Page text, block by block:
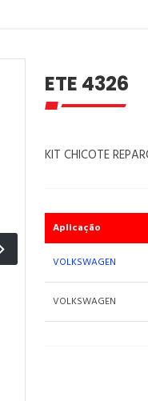
ETE 4326
KIT CHICOTE
Aplicação
VOLKSWAGEN
VOLKSWAGEN